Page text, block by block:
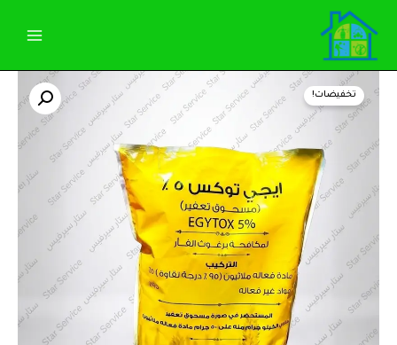
المحتوى
تخفيضات!
السعر
الأصلي
هو:
85,00 EGP.
السعر
الحالي
هو:
80,00 EGP.
ايجى
توكس
ملاثيون
5%حماية
فعّالة
من
البرغوث
والصراصير
ببودرة
التعفير